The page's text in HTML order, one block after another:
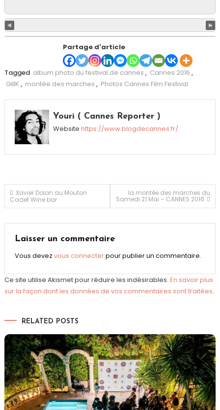
Partage d'article
Tagged album photo du festival de cannes , Cannes 2016 ,
GillK , montée des marches , Photos Cannes Film Festival
Youri ( Cannes Reporter )
Website https://www.blogdecannes.fr/
Navigation
l’article
Xavier Dolan au Mouton
Cadet Wine bar
la montée des marches du
Samedi 21 Mai – CANNES 2016
Laisser un commentaire
Vous devez vous connecterpour publier un commentaire.
Ce site utilise Akismet pour réduire les indésirables. En savoir plus
sur la façon dont les données de vos commentaires sont traitées.
RELATED POSTS